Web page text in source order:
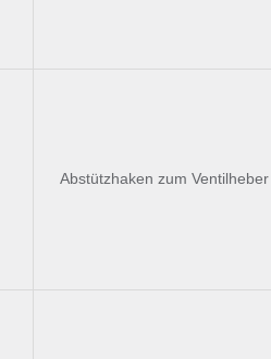
Abstützhaken zum Ventilheber